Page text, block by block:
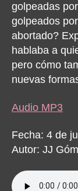
golpeadas
golpeados
abortado?
hablaba a
pero cómo
nuevas
Audio MP3
Fecha: 4 de
Autor: JJ